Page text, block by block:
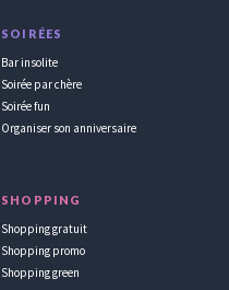
SOIRÉES
Bar insolite
Soirée par chère
Soirée fun
Organiser son anniversaire
SHOPPING
Shopping gratuit
Shopping promo
Shopping green